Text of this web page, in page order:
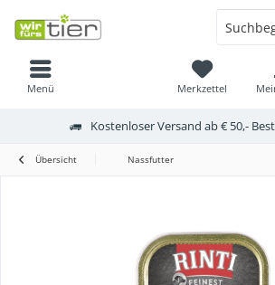
Menü Merkzettel
Kostenloser Versand ab € 50,-
Übersicht Nassfutter